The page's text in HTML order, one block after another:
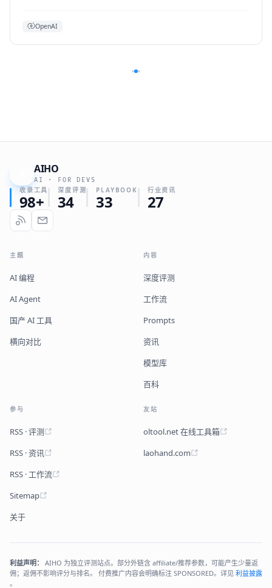
OpenAI
AIHO
AI · FOR DEVS
收录工具
98+
深度评测
34
PLAYBOOK
33
行业资讯
27
主题
AI 编程
AI Agent
国产 AI 工具
横向对比
内容
深度评测
工作流
Prompts
资讯
模型库
百科
参与
RSS · 评测
RSS · 资讯
RSS · 工作流
Sitemap
关于
友站
oltool.net 在线工具箱
laohand.com
利益声明：
AIHO 为独立评测站点。部分外链含 affiliate/推荐参数，可能产生少量返
佣；返佣不影响评分与排名。 付费推广内容会明确标注 SPONSORED。详见 利益披露
。